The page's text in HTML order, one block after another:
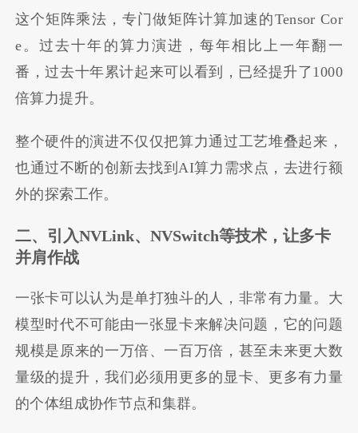
这个矩阵乘法，专门做矩阵计算加速的Tensor Cor
e。过去十年的算力演进，每年相比上一年翻一
番，过去十年累计起来可以看到，已经提升了1000
倍算力提升。
整个硬件的演进不仅仅把算力通过工艺堆叠起来，
也通过不断的创新去找到AI算力需求点，去进行额
外的探索工作。
二、引入NVLink、NVSwitch等技术，让多卡
并肩作战
一张卡可以认为是单打独斗的人，非常有力量。大
模型时代不可能由一张显卡来解决问题，它的问题
规模是原来的一万倍、一百万倍，甚至未来更大数
量级的提升，我们必须用更多的显卡、更多有力量
的个体组成协作节点和集群。